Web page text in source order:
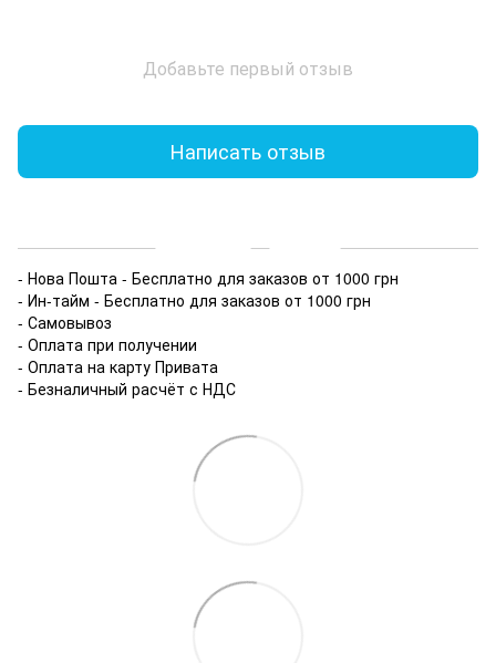
Добавьте первый отзыв
Написать отзыв
- Нова Пошта - Бесплатно для заказов от 1000 грн
- Ин-тайм - Бесплатно для заказов от 1000 грн
- Самовывоз
- Оплата при получении
- Оплата на карту Привата
- Безналичный расчёт с НДС